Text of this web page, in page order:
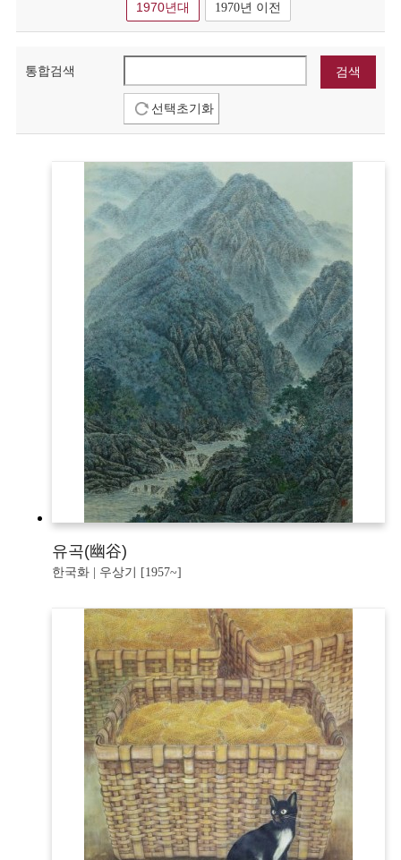
1970년대 1970년 이전
통합검색
선택초기화
유곡(幽谷)
한국화 | 우상기 [1957~]